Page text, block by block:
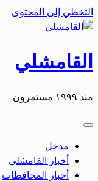
التخطي إلى المحتوى
القامشلي
منذ ١٩٩٩ مستمرون
مدخل
أخبار القامشلي
أخبار المحافظات